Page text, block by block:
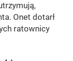
Onet dotarł
ratownicy